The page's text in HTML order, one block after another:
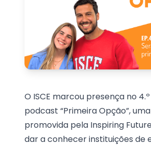
O ISCE marcou presença no
podcast “Primeira Opção”,
promovida pela Inspiring
dar a conhecer instituições de